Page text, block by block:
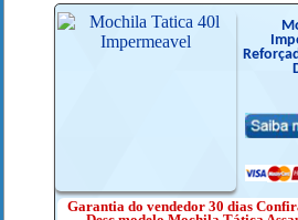
Garantia do vendedor 30 dias